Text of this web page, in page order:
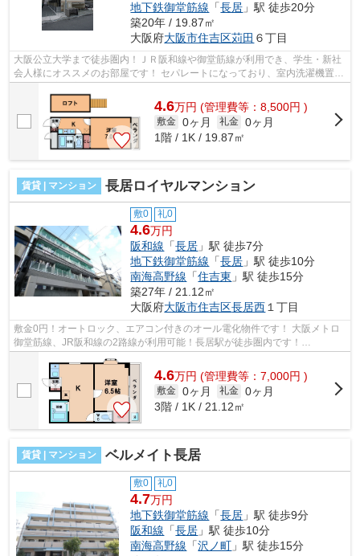
地下鉄御堂筋線 「長居 」駅 徒歩20分
築20年 / 19.87㎡
大阪府大阪市住吉区苅田 ６丁目
大阪公立大学まで徒歩圏内！ＪＲ阪和線や御堂筋線が利用でき、学生・新社
会人様にオススメのお部屋です！ セパレートになっており、室内洗濯機置場
4.6万円 (管理費等：8,500円 )
敷金 0ヶ月 礼金 0ヶ月
1階 / 1K / 19.87㎡
賃貸 | マンション 長居ロイヤルマンション
敷0 礼0
4.6万円
阪和線 「長居 」駅 徒歩7分
地下鉄御堂筋線 「長居 」駅 徒歩10分
南海高野線 「住吉東 」駅 徒歩15分
築27年 / 21.12㎡
大阪府大阪市住吉区長居西 １丁目
敷金0円！オートロック、エアコン付きのオール電化物件です！ 大阪メトロ
御堂筋線、JR阪和線の2路線が利用可能！長居駅が徒歩圏内です！
■□■□■□■□■□■□■□■□■□■□■□■□■□■□■□■□■□■□■□■□ ...
4.6万円 (管理費等：7,000円 )
敷金 0ヶ月 礼金 0ヶ月
3階 / 1K / 21.12㎡
賃貸 | マンション ベルメイト長居
敷0 礼0
4.7万円
地下鉄御堂筋線 「長居 」駅 徒歩9分
阪和線 「長居 」駅 徒歩10分
南海高野線 「沢ノ町 」駅 徒歩15分